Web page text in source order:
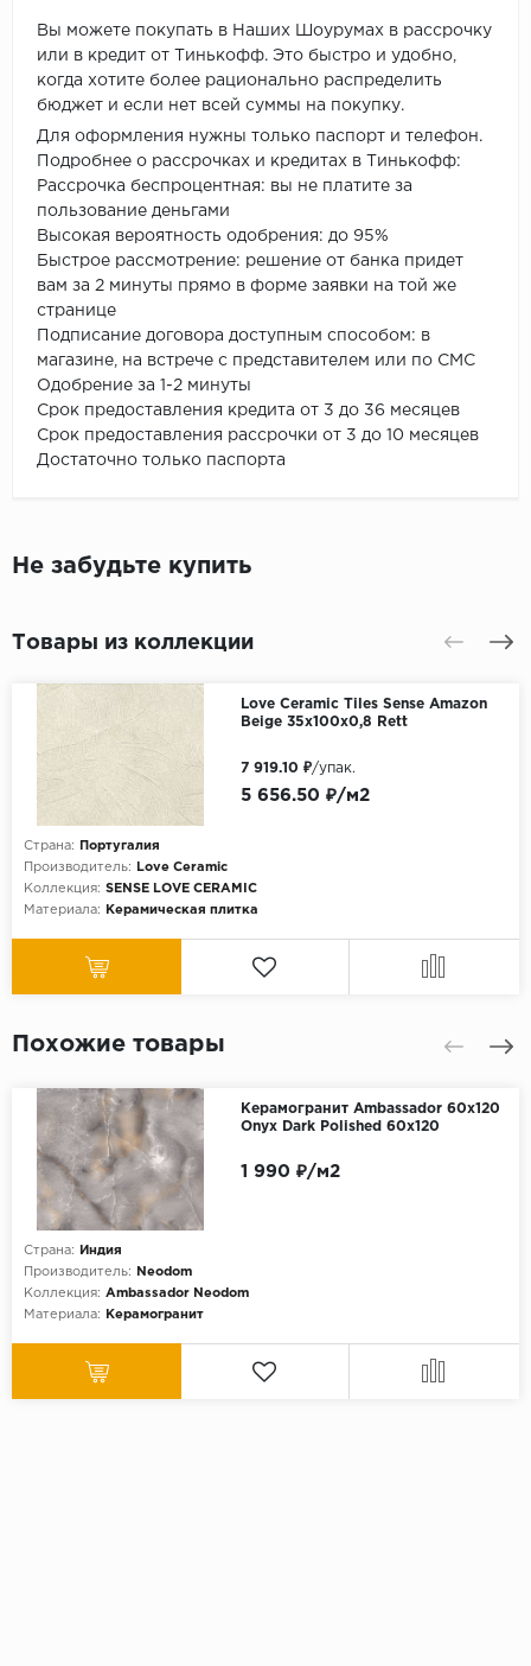
Вы можете покупать в Наших Шоурумах в рассрочку
или в кредит от Тинькофф. Это быстро и удобно,
когда хотите более рационально распределить
бюджет и если нет всей суммы на покупку.
Для оформления нужны только паспорт и телефон.
Подробнее о рассрочках и кредитах в Тинькофф:
Рассрочка беспроцентная: вы не платите за
пользование деньгами
Высокая вероятность одобрения: до 95%
Быстрое рассмотрение: решение от банка придет
вам за 2 минуты прямо в форме заявки на той же
странице
Подписание договора доступным способом: в
магазине, на встрече с представителем или по СМС
Одобрение за 1-2 минуты
Срок предоставления кредита от 3 до 36 месяцев
Срок предоставления рассрочки от 3 до 10 месяцев
Достаточно только паспорта
Не забудьте купить
Товары из коллекции
Love Ceramic Tiles Sense Amazon
Beige 35х100x0,8 Rett
Страна:
Португалия
Производитель:
Love Ceramic
Коллекция: SENSE LOVE CERAMIC
Материала:
Керамическая плитка
5 656.50 ₽/м2
7 919.10 ₽/упак.
Похожие товары
Керамогранит Ambassador 60x120
Onyx Dark Polished 60x120
Страна:
Индия
Производитель:
Neodom
Коллекция: Ambassador Neodom
Материала:
Керамогранит
1 990 ₽/м2